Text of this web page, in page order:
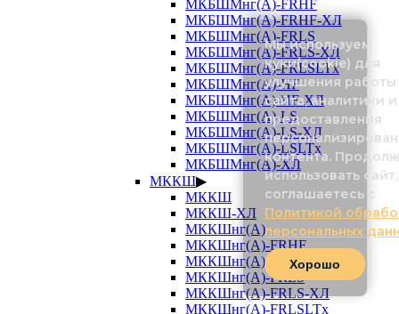
МКБШМнг(А)-FRHF
МКБШМнг(А)-FRHF-ХЛ
МКБШМнг(А)-FRLS
МКБШМнг(А)-FRLS-ХЛ
МКБШМнг(А)-FRLSLTx
МКБШМнг(А)-HF
МКБШМнг(А)-HF-ХЛ
МКБШМнг(А)-LS
МКБШМнг(А)-LS-ХЛ
МКБШМнг(А)-LSLTx
МКБШМнг(А)-ХЛ
МККШ▶
МККШ
МККШ-ХЛ
МККШнг(А)
МККШнг(А)-FRHF
МККШнг(А)-FRHF-ХЛ
МККШнг(А)-FRLS
МККШнг(А)-FRLS-ХЛ
МККШнг(А)-FRLSLTx
Мы используем
куки(cookie) для
улучшения работы
сайта, аналитики и
предоставления
контента.
использовать
соглашаетесь с
Политикой
персональных
Хорошо